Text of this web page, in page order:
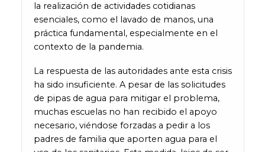
la realización de actividades cotidianas
esenciales, como el lavado de manos, una
práctica fundamental, especialmente en el
contexto de la pandemia.
La respuesta de las autoridades ante esta crisis
ha sido insuficiente. A pesar de las solicitudes
de pipas de agua para mitigar el problema,
muchas escuelas no han recibido el apoyo
necesario, viéndose forzadas a pedir a los
padres de familia que aporten agua para el